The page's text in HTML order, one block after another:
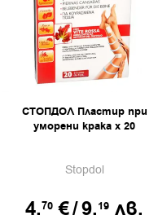
СТОПДОЛ Пластир при
уморени крака х 20
Stopdol
4.70 €/9.19 лв.